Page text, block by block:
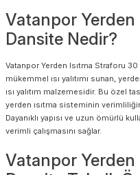
Vatanpor Yerden
Dansite Nedir?
Vatanpor Yerden Isıtma Straforu
mükemmel ısı yalıtımı sunan,
ısı yalıtım malzemesidir. Bu özel
yerden ısıtma sisteminin
Dayanıklı yapısı ve uzun ömürlü
verimli çalışmasını sağlar.
Vatanpor Yerden